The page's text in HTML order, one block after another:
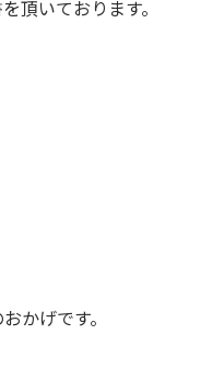
頂いております。
かげです。